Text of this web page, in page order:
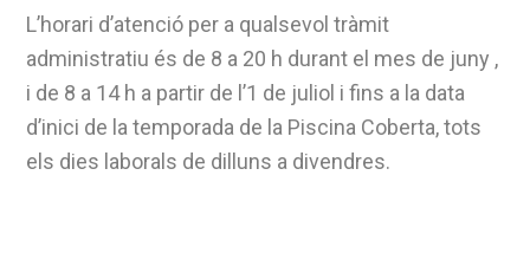
L’horari d’atenció per a qualsevol tràmit
administratiu és de 8 a 20 h durant el mes de juny ,
i de 8 a 14 h a partir de l’1 de juliol i fins a la data
d’inici de la temporada de la Piscina Coberta, tots
els dies laborals de dilluns a divendres.